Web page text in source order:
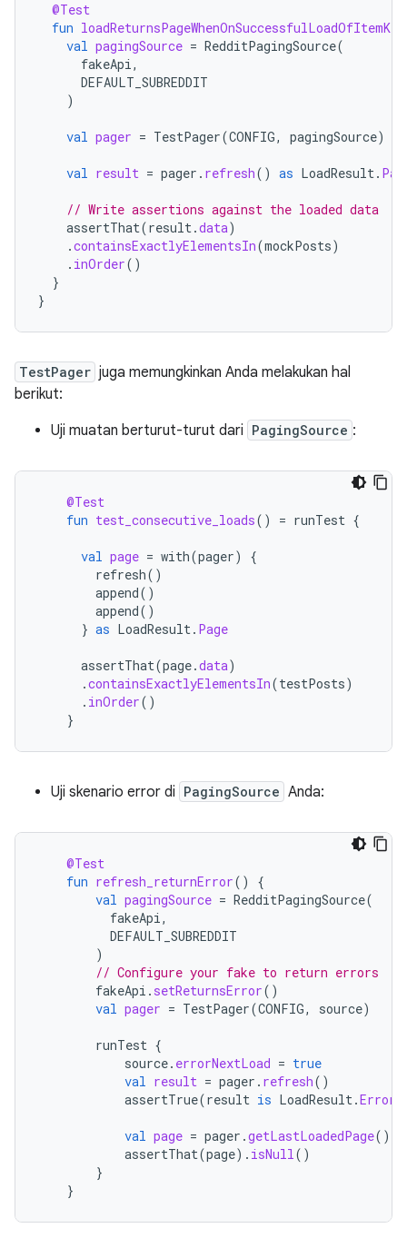
@Test
fun
val pagingSource = RedditPagingSource(
fakeApi,
DEFAULT_SUBREDDIT
)
val pager = TestPager(CONFIG, pagingSource)
val result = pager . refresh() as LoadResult.
// Write assertions against the loaded data
assertThat(result.data)
.containsExactlyElementsIn(mockPosts)
. inOrder()
}
}
TestPager juga memungkinkan Anda melakukan hal
berikut:
Uji muatan berturut-turut dari PagingSource :
@Test
fun test_consecutive_loads() = runTest {
val page = with(pager)
{
refresh()
append()
append()
} as LoadResult. Page
assertThat(page.data)
.containsExactlyElementsIn(testPosts)
. inOrder()
}
Uji skenario error di PagingSource Anda:
@Test
fun refresh_returnError()
{
val pagingSource = RedditPagingSource(
fakeApi,
DEFAULT_SUBREDDIT
)
// Configure your fake to return errors
fakeApi . setReturnsError()
val pager = TestPager(CONFIG, source)
runTest {
source. errorNextLoad = true
val result = pager . refresh()
assertTrue(result is LoadResult.Error
val page = pager .getLastLoadedPage()
assertThat(page). isNull()
}
}